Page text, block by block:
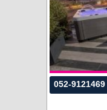
052-9121469